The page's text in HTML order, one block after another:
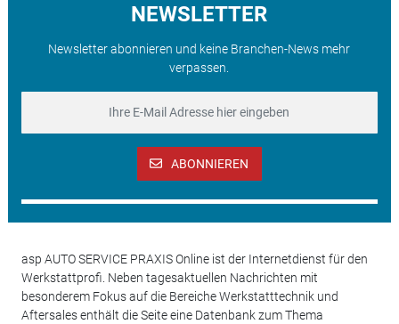
NEWSLETTER
Newsletter abonnieren und keine Branchen-News mehr
verpassen.
ABONNIEREN
asp AUTO SERVICE PRAXIS Online ist der Internetdienst für den
Werkstattprofi. Neben tagesaktuellen Nachrichten mit
besonderem Fokus auf die Bereiche Werkstatttechnik und
Aftersales enthält die Seite eine Datenbank zum Thema